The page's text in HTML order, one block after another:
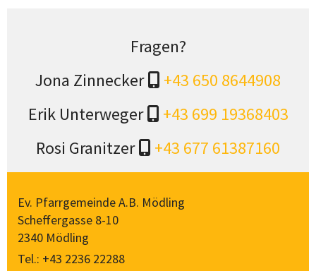
Fragen?
Jona Zinnecker  +43 650 8644908
Erik Unterweger  +43 699 19368403
Rosi Granitzer  +43 677 61387160
Ev. Pfarrgemeinde A.B. Mödling
Scheffergasse 8-10
2340 Mödling
Tel.: +43 2236 22288